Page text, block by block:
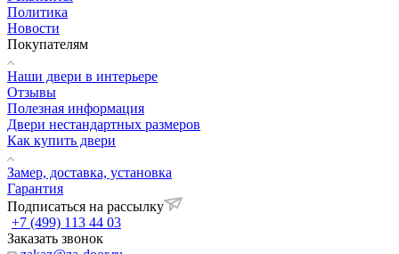
Политика
Новости
Покупателям
Наши двери в интерьере
Отзывы
Полезная информация
Двери нестандартных размеров
Как купить двери
Замер, доставка, установка
Гарантия
Подписаться на рассылку
+7 (499) 113 44 03
Заказать звонок